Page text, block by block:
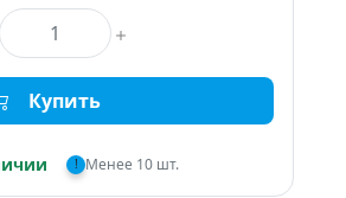
Количество товара
Купить
! Менее 10 шт.